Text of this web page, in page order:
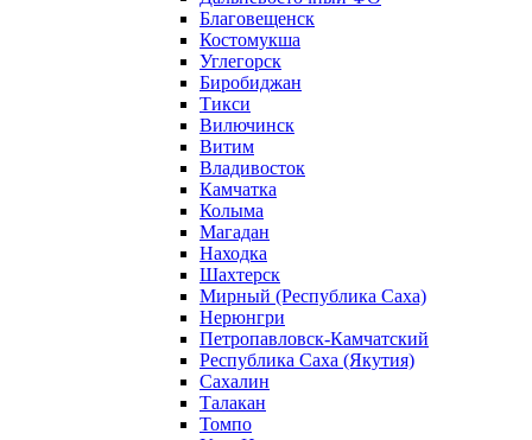
Благовещенск
Костомукша
Углегорск
Биробиджан
Тикси
Вилючинск
Витим
Владивосток
Камчатка
Колыма
Магадан
Находка
Шахтерск
Мирный (Республика Саха)
Нерюнгри
Петропавловск-Камчатский
Республика Саха (Якутия)
Сахалин
Талакан
Томпо